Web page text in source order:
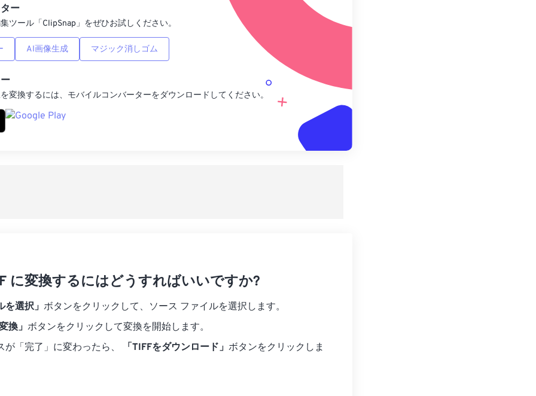
ー
ツール「ClipSnap」をぜひお試しください。
AI画像生成 マジック消しゴム
変換するには、モバイルコンバーターをダウンロードしてください。
に変換するにはどうすればいいですか?
を選択」 ボタンをクリックして、ソース ファイルを選択します。
換」 ボタンをクリックして変換を開始します。
が「完了」に変わったら、
「TIFFをダウンロード」 ボタンをクリックしま